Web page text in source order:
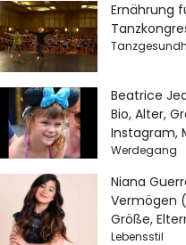
Ernährung
Beatrice
Bio, Alter,
Instagram,
Werdegang
Niana
Vermögen
Größe,
Lebensstil